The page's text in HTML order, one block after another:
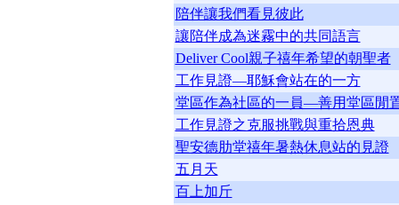
陪伴讓我們看見彼此
讓陪伴成為迷霧中的共同語言
Deliver Cool親子禧年希望的朝聖者
工作見證—耶穌會站在的一方
堂區作為社區的一員—善用堂區閒
工作見證之克服挑戰與重拾恩典
聖安德肋堂禧年暑熱休息站的見證
五月天
百上加斤